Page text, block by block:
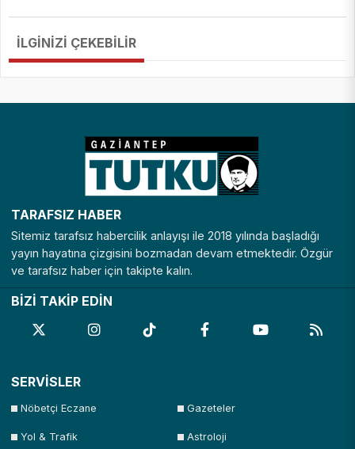
İLGİNİZİ ÇEKEBİLİR
TARAFSIZ HABER
Sitemiz tarafsız habercilik anlayışı ile 2018 yılında başladığı
yayın hayatına çizgisini bozmadan devam etmektedir. Özgür
ve tarafsız haber için takipte kalın.
BİZİ TAKİP EDİN
SERVİSLER
Nöbetçi Eczane Gazeteler
Yol & Trafik Astroloji